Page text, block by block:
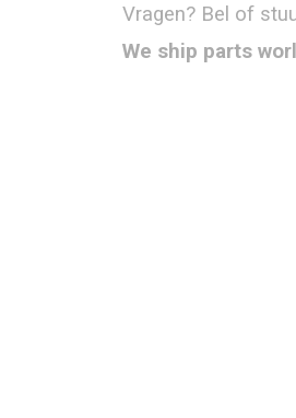
Vragen? Bel of
We ship parts